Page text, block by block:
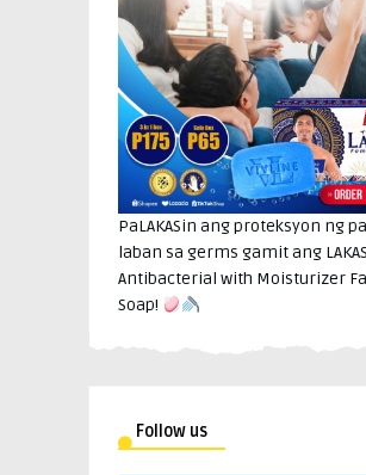
PaLAKASin ang proteksyon ng
laban sa germs gamit ang LAKAS
Antibacterial with Moisturizer
Soap!
Follow us